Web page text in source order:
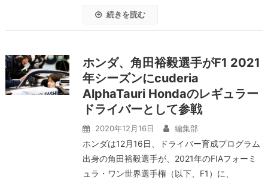
続きを読む
ホンダ、角田裕毅選手がF1 2021
年シーズンにcuderia
AlphaTauri Hondaのレギュラー
ドライバーとして参戦
2020年12月16日 編集部
ホンダは12月16日、ドライバー育成プログラム
出身の角田裕毅選手が、2021年のFIAフォーミ
ュラ・ワン世界選手権（以下、F1）に、